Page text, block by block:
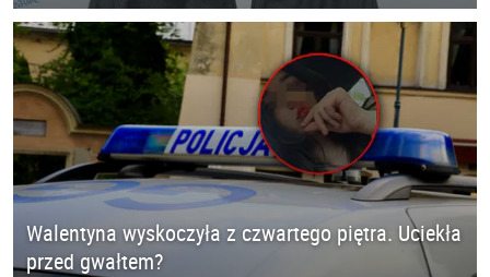
Walentyna wyskoczyła z czwartego piętra. Uciekła
przed gwałtem?